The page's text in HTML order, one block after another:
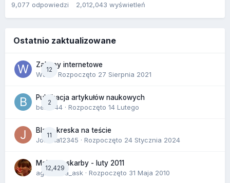
9,077 odpowiedzi 2,012,043 wyświetleń
Ostatnio zaktualizowane
12
Zakupy internetowe
Wula · Rozpoczęto 27 Sierpnia 2021
2
Publikacja artykułów naukowych
berus44 · Rozpoczęto 14 Lutego
11
Blada kreska na teście
Joanna12345 · Rozpoczęto 24 Stycznia 2024
12,429
Malutkie skarby - luty 2011
agnieszka_ask · Rozpoczęto 31 Maja 2010